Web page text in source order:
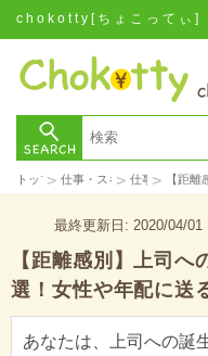
chokotty[ちょこってぃ]
トップ> 仕事・スキル
> 仕事> 【距
最終更新日: 2020/04/01
【距離感別】上司
選！女性や年配に送
あなたは、上司への誕